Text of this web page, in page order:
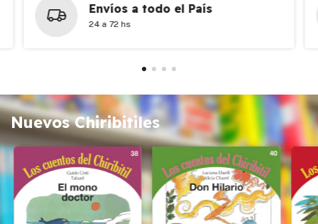
Envíos a todo el País
24 a 72 hs
Nuevos Chiribitiles